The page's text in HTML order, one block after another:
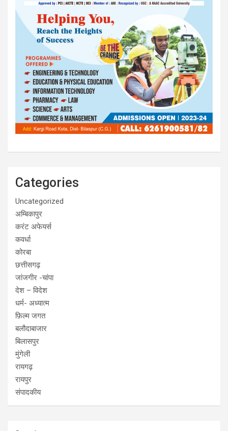
Categories
Uncategorized
अम्बिकापुर
करंट अफेयर्स
कवर्धा
कोरबा
छत्तीसगढ़
जांजगीर -चांपा
देश – विदेश
धर्म- अध्यात्म
फ़िल्म जगत
बलौदाबाजार
बिलासपुर
मुंगेली
रायगढ़
रायपुर
संपादकीय